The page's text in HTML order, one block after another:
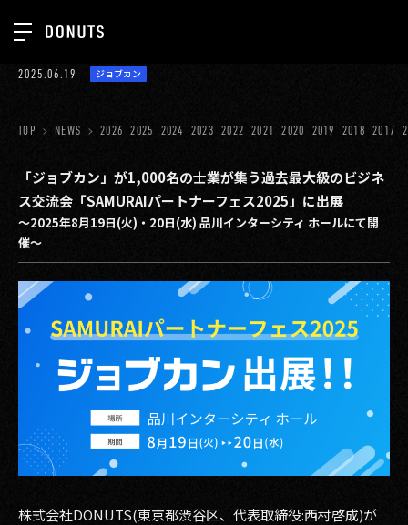
ジョブカン
ゲーム
ミクチャ
出版メディア
美少女図鑑
イベント
タテドラ
その他事業
TOP
ABOUT
SERVICES
GROUP
CONTACT
PRIVACY POLICY
2025.06.19 ジョブカン
TOP NEWS 2026 2025 2024 2023 2022 2021 2020 2019 2018 2017
「ジョブカン」が1,000名の士業が集う過去最大級のビジネ
ス交流会「SAMURAIパートナーフェス2025」に出展
～2025年8月19日(火)・20日(水) 品川インターシティ ホールにて開
催～
株式会社DONUTS(東京都渋谷区、代表取締役:西村啓成)が